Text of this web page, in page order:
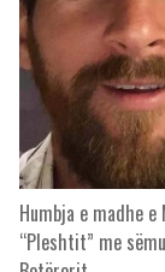
Humbja e madhe
“Pleshtit” me